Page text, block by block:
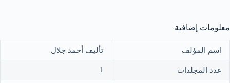
معلومات إضافية
اسم المؤلف تأليف أحمد جلال
عدد المجلدات 1